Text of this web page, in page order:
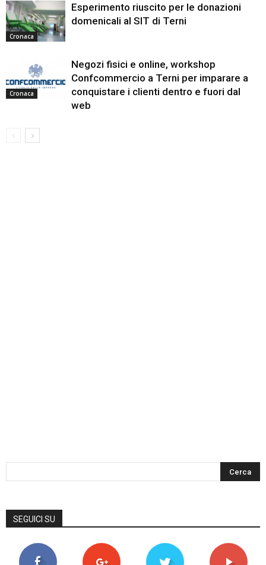
Cronaca
Esperimento riuscito per le donazioni
domenicali al SIT di Terni
Cronaca
Negozi fisici e online, workshop
Confcommercio a Terni per imparare a
conquistare i clienti dentro e fuori dal
web
SEGUICI SU